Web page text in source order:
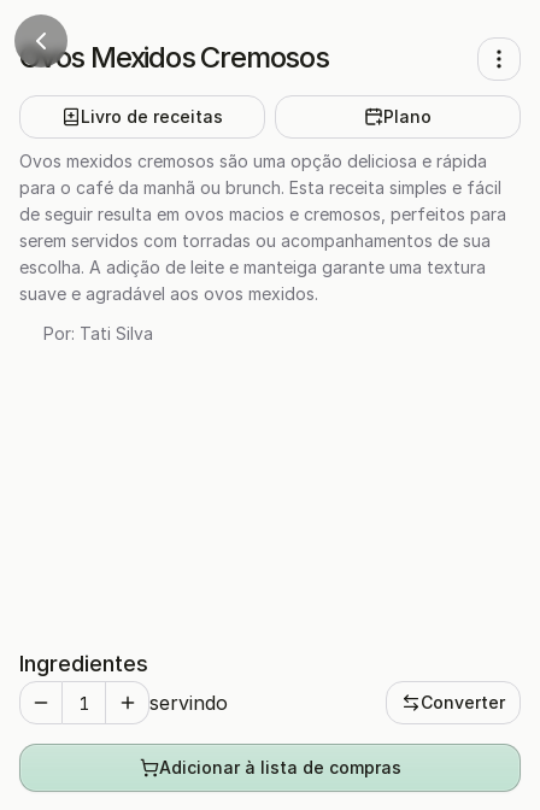
Ovos Mexidos Cremosos
Livro de receitas Plano
Ovos mexidos cremosos são uma opção deliciosa e rápida
para o café da manhã ou brunch. Esta receita simples e fácil
de seguir resulta em ovos macios e cremosos, perfeitos para
serem servidos com torradas ou acompanhamentos de sua
escolha. A adição de leite e manteiga garante uma textura
suave e agradável aos ovos mexidos.
Por: Tati Silva
Ingredientes
servindo Converter
Adicionar à lista de compras